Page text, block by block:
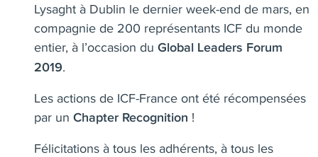
Lysaght à Dublin le dernier week-end de mars, en
compagnie de 200 représentants ICF du monde
entier, à l’occasion du Global Leaders Forum
2019.
Les actions de ICF-France ont été récompensées
par un Chapter Recognition !
Félicitations à tous les adhérents, à tous les